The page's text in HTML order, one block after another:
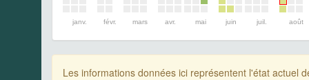
janv. févr. mars avr. mai juin juil. août
Les informations données ici représentent l'état actuel